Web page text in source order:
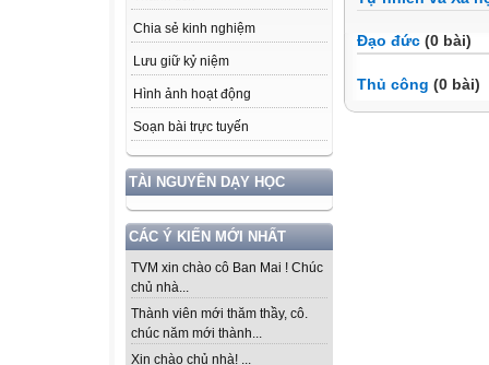
Chia sẻ kinh nghiệm
Lưu giữ kỷ niệm
Hình ảnh hoạt động
Soạn bài trực tuyến
TÀI NGUYÊN DẠY HỌC
CÁC Ý KIẾN MỚI NHẤT
TVM xin chào cô Ban Mai ! Chúc
chủ nhà...
Thành viên mới thăm thầy, cô.
chúc năm mới thành...
Xin chào chủ nhà! ...
Đạo đức (0 bài)
Thủ công (0 bài)